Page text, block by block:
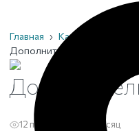
Главная › Каталог
Дополнительная ножка
12 просмотров за месяц